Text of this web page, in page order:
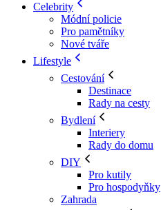
Celebrity
Módní policie
Pro pamětníky
Nové tváře
Lifestyle
Cestování
Destinace
Rady na cesty
Bydlení
Interiery
Rady do domu
DIY
Pro kutily
Pro hospodyňky
Zahrada